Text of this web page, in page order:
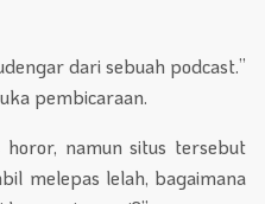
dari sebuah podcast.”
pembicaraan.
namun situs tersebut
melepas lelah, bagaimana